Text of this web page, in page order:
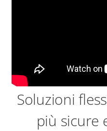
Soluzioni
più sicure